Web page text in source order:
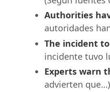
Authorities
autoridades
The incident
incidente tuvo
Experts warn
advierten que…)